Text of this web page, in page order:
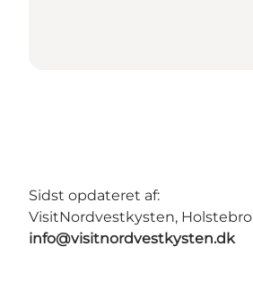
Sidst opdateret af:
VisitNordvestkysten, Holstebro
info@visitnordvestkysten.dk